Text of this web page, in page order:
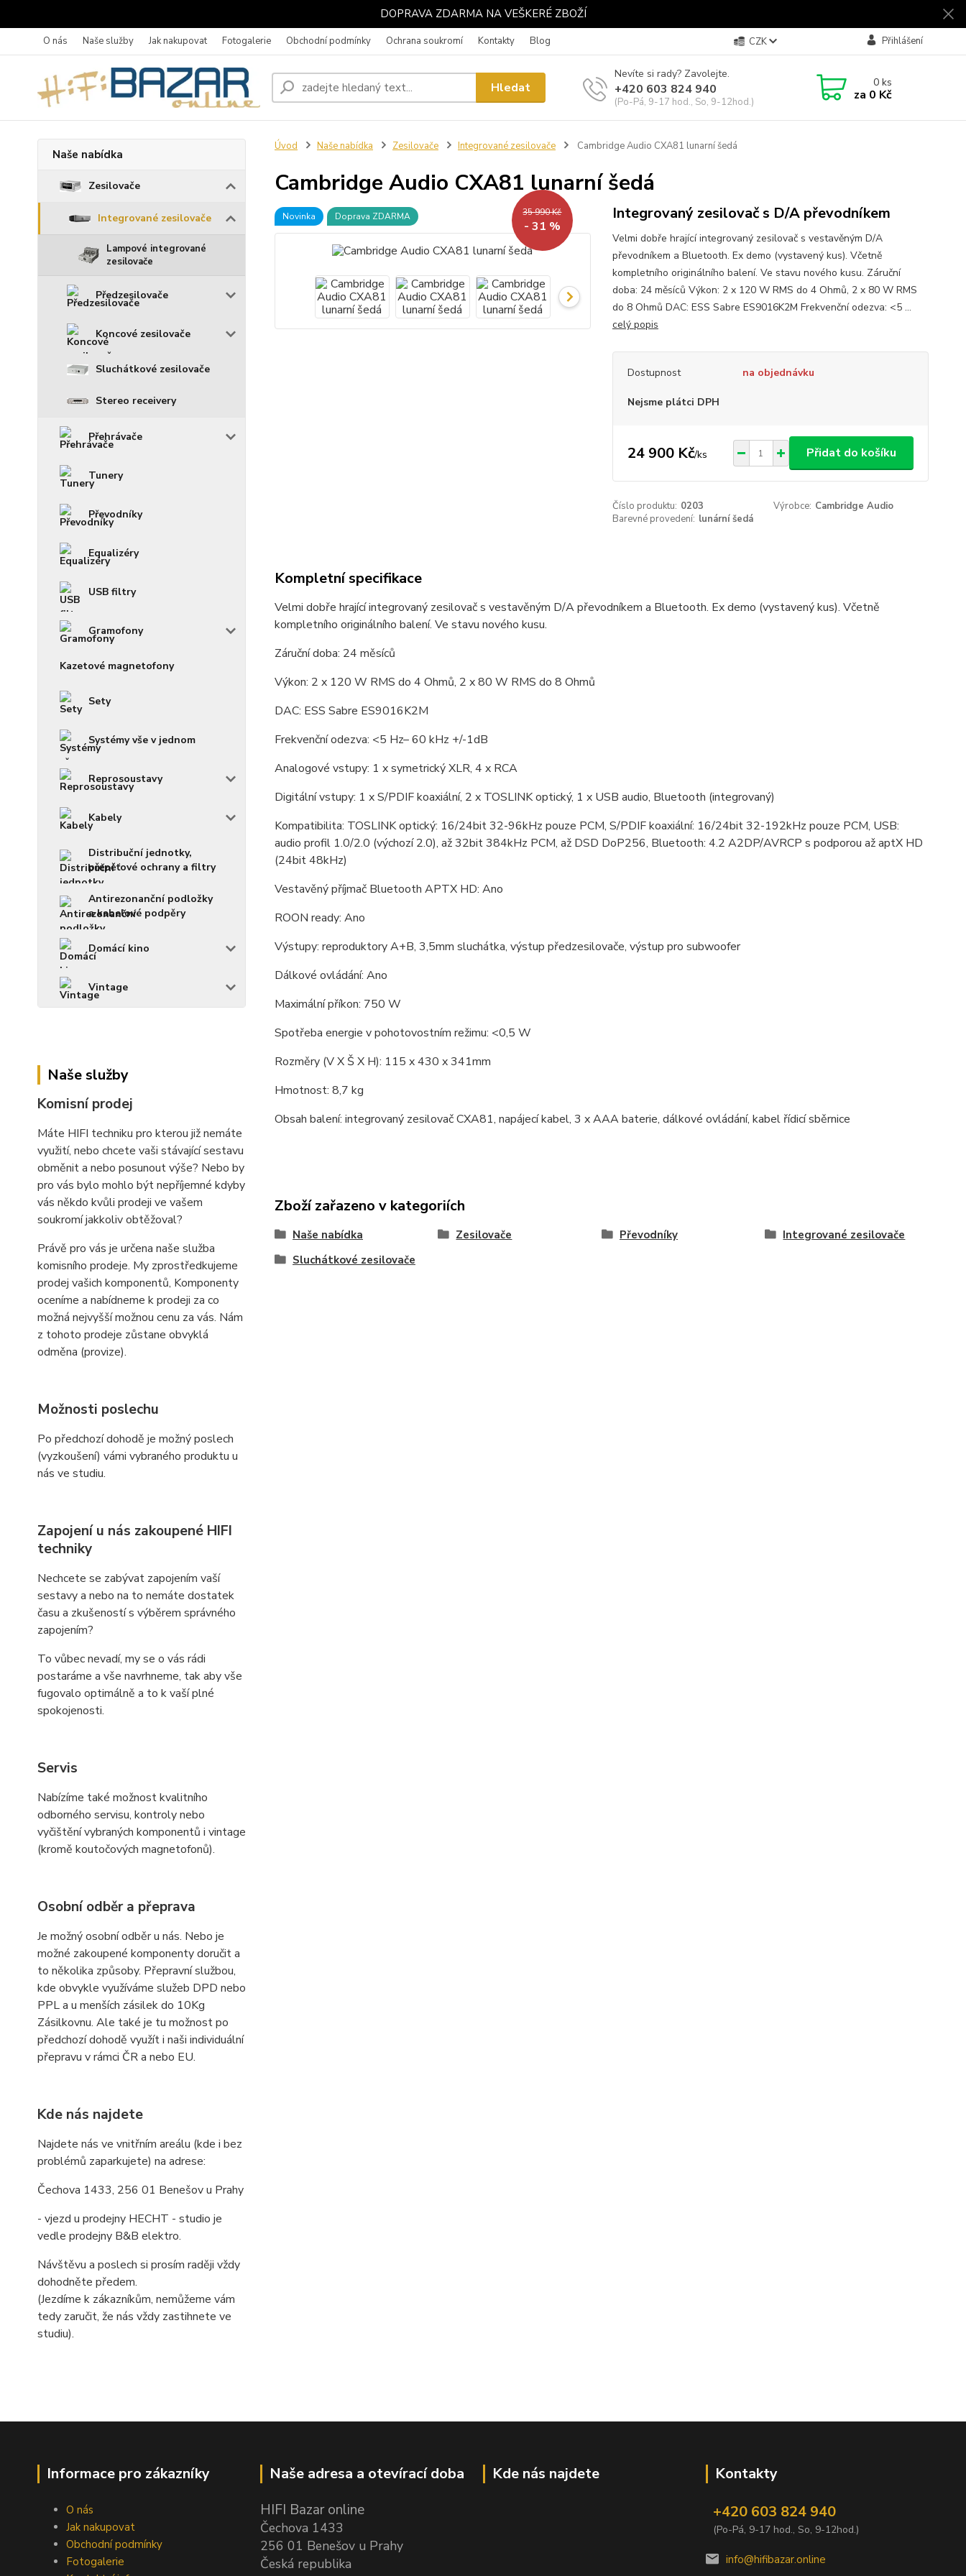
DOPRAVA ZDARMA NA VEŠKERÉ ZBOŽÍ
O nás Naše služby Jak nakupovat Fotogalerie Obchodní podmínky Ochrana soukromí Kontakty Blog CZK Přihlášení
Hledat
Nevíte si rady? Zavolejte.
+420 603 824 940
(Po-Pá, 9-17 hod., So, 9-12hod.)
0ks
za 0 Kč
Naše nabídka
Zesilovače
Integrované zesilovače
Lampové integrované
zesilovače
Předzesilovače
Koncové zesilovače
Sluchátkové zesilovače
Stereo receivery
Přehrávače
Tunery
Převodníky
Equalizéry
USB filtry
Gramofony
Kazetové magnetofony
Sety
Systémy vše v jednom
Reprosoustavy
Kabely
Distribuční jednotky,
přepěťové ochrany a filtry
Antirezonanční podložky
a kabelové podpěry
Domácí kino
Vintage
Naše služby
Komisní prodej
Máte HIFI techniku pro kterou již nemáte
využití, nebo chcete vaši stávající sestavu
obměnit a nebo posunout výše? Nebo by
pro vás bylo mohlo být nepříjemné kdyby
vás někdo kvůli prodeji ve vašem
soukromí jakkoliv obtěžoval?
Právě pro vás je určena naše služba
komisního prodeje. My zprostředkujeme
prodej vašich komponentů, Komponenty
oceníme a nabídneme k prodeji za co
možná nejvyšší možnou cenu za vás. Nám
z tohoto prodeje zůstane obvyklá
odměna (provize).
Možnosti poslechu
Po předchozí dohodě je možný poslech
(vyzkoušení) vámi vybraného produktu u
nás ve studiu.
Zapojení u nás zakoupené HIFI
techniky
Nechcete se zabývat zapojením vaší
sestavy a nebo na to nemáte dostatek
času a zkušeností s výběrem správného
zapojením?
To vůbec nevadí, my se o vás rádi
postaráme a vše navrhneme, tak aby vše
fugovalo optimálně a to k vaší plné
spokojenosti.
Servis
Nabízíme také možnost kvalitního
odborného servisu, kontroly nebo
vyčištění vybraných komponentů i vintage
(kromě koutočových magnetofonů).
Osobní odběr a přeprava
Je možný osobní odběr u nás. Nebo je
možné zakoupené komponenty doručit a
to několika způsoby. Přepravní službou,
kde obvykle využíváme služeb DPD nebo
PPL a u menších zásilek do 10Kg
Zásilkovnu. Ale také je tu možnost po
předchozí dohodě využít i naši individuální
přepravu v rámci ČR a nebo EU.
Kde nás najdete
Najdete nás ve vnitřním areálu (kde i bez
problémů zaparkujete) na adrese:
Čechova 1433, 256 01 Benešov u Prahy
- vjezd u prodejny HECHT - studio je
vedle prodejny B&B elektro.
Návštěvu a poslech si prosím raději vždy
dohodněte předem.
(Jezdíme k zákazníkům, nemůžeme vám
tedy zaručit, že nás vždy zastihnete ve
studiu).
Úvod Naše nabídka Zesilovače Integrované zesilovače Cambridge Audio CXA81 lunarní šedá
Cambridge Audio CXA81 lunarní šedá
Novinka Doprava ZDARMA 35 990 Kč
- 31 %
Integrovaný zesilovač s D/A převodníkem
Velmi dobře hrající integrovaný zesilovač s vestavěným D/A
převodníkem a Bluetooth. Ex demo (vystavený kus). Včetně
kompletního originálního balení. Ve stavu nového kusu. Záruční
doba: 24 měsíců Výkon: 2 x 120 W RMS do 4 Ohmů, 2 x 80 W RMS
do 8 Ohmů DAC: ESS Sabre ES9016K2M Frekvenční odezva: <5 ...
celý popis
Dostupnost na objednávku
Nejsme plátci DPH
24 900 Kč/ks Přidat do košíku
Číslo produktu: 0203 Výrobce: Cambridge Audio
Barevné provedení: lunární šedá
Kompletní specifikace
Velmi dobře hrající integrovaný zesilovač s vestavěným D/A převodníkem a Bluetooth. Ex demo (vystavený kus). Včetně
kompletního originálního balení. Ve stavu nového kusu.
Záruční doba: 24 měsíců
Výkon: 2 x 120 W RMS do 4 Ohmů, 2 x 80 W RMS do 8 Ohmů
DAC: ESS Sabre ES9016K2M
Frekvenční odezva: <5 Hz– 60 kHz +/-1dB
Analogové vstupy: 1 x symetrický XLR, 4 x RCA
Digitální vstupy: 1 x S/PDIF koaxiální, 2 x TOSLINK optický, 1 x USB audio, Bluetooth (integrovaný)
Kompatibilita: TOSLINK optický: 16/24bit 32-96kHz pouze PCM, S/PDIF koaxiální: 16/24bit 32-192kHz pouze PCM, USB:
audio profil 1.0/2.0 (výchozí 2.0), až 32bit 384kHz PCM, až DSD DoP256, Bluetooth: 4.2 A2DP/AVRCP s podporou až aptX HD
(24bit 48kHz)
Vestavěný příjmač Bluetooth APTX HD: Ano
ROON ready: Ano
Výstupy: reproduktory A+B, 3,5mm sluchátka, výstup předzesilovače, výstup pro subwoofer
Dálkové ovládání: Ano
Maximální příkon: 750 W
Spotřeba energie v pohotovostním režimu: <0,5 W
Rozměry (V X Š X H): 115 x 430 x 341mm
Hmotnost: 8,7 kg
Obsah balení: integrovaný zesilovač CXA81, napájecí kabel, 3 x AAA baterie, dálkové ovládání, kabel řídicí sběrnice
Zboží zařazeno v kategoriích
Naše nabídka Zesilovače Převodníky
Integrované zesilovače
Sluchátkové zesilovače
Informace pro zákazníky
O nás
Jak nakupovat
Obchodní podmínky
Fotogalerie
Naše adresa a otevírací doba
HIFI Bazar online
Čechova 1433
256 01 Benešov u Prahy
Česká republika
Kde nás najdete
Kontakty
+420 603 824 940
(Po-Pá, 9-17 hod., So, 9-12hod.)
info@hifibazar.online